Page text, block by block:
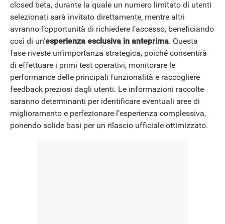
closed beta, durante la quale un numero limitato di utenti
selezionati sarà invitato direttamente, mentre altri
avranno l’opportunità di richiedere l’accesso, beneficiando
così di un’esperienza esclusiva in anteprima. Questa
fase riveste un’importanza strategica, poiché consentirà
di effettuare i primi test operativi, monitorare le
performance delle principali funzionalità e raccogliere
feedback preziosi dagli utenti. Le informazioni raccolte
saranno determinanti per identificare eventuali aree di
miglioramento e perfezionare l’esperienza complessiva,
ponendo solide basi per un rilascio ufficiale ottimizzato.